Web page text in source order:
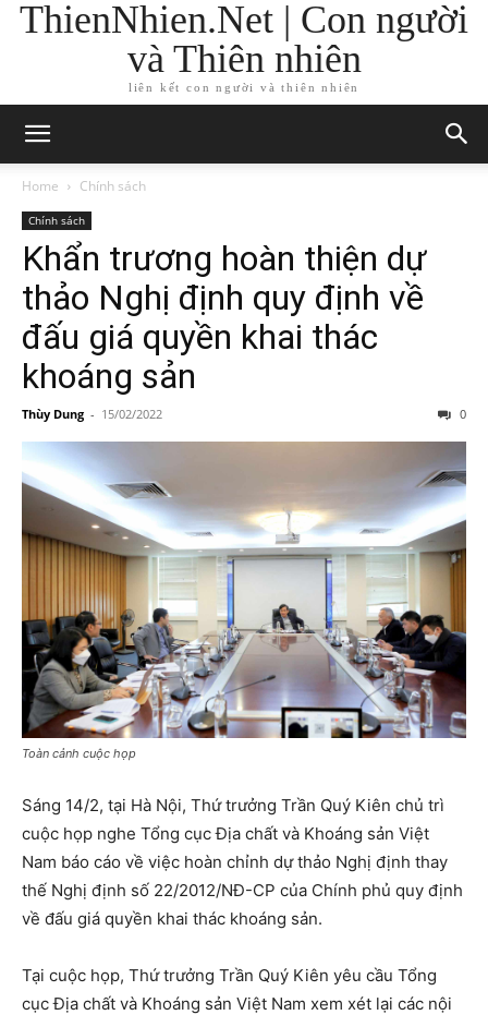
ThienNhien.Net | Con người
và Thiên nhiên
liên kết con người và thiên nhiên
Home Chính sách
Chính sách
Khẩn trương hoàn thiện dự
thảo Nghị định quy định về
đấu giá quyền khai thác
khoáng sản
Thùy Dung - 15/02/2022 0
Toàn cảnh cuộc họp
Sáng 14/2, tại Hà Nội, Thứ trưởng Trần Quý Kiên chủ trì
cuộc họp nghe Tổng cục Địa chất và Khoáng sản Việt
Nam báo cáo về việc hoàn chỉnh dự thảo Nghị định thay
thế Nghị định số 22/2012/NĐ-CP của Chính phủ quy định
về đấu giá quyền khai thác khoáng sản.
Tại cuộc họp, Thứ trưởng Trần Quý Kiên yêu cầu Tổng
cục Địa chất và Khoáng sản Việt Nam xem xét lại các nội